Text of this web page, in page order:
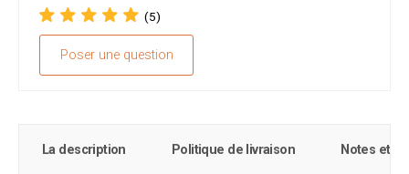
(5)
Poser une question
La description Politique de livraison Notes et